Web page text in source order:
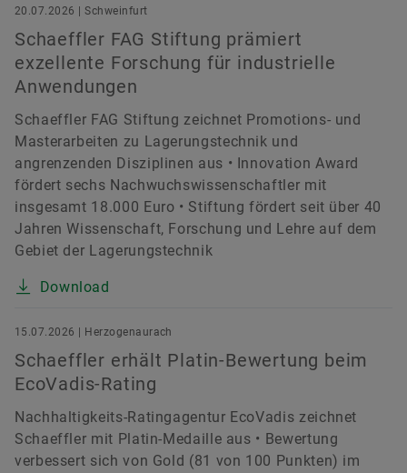
20.07.2026 | Schweinfurt
Schaeffler FAG Stiftung prämiert
exzellente Forschung für industrielle
Anwendungen
Schaeffler FAG Stiftung zeichnet Promotions- und
Masterarbeiten zu Lagerungstechnik und
angrenzenden Disziplinen aus • Innovation Award
fördert sechs Nachwuchswissenschaftler mit
insgesamt 18.000 Euro • Stiftung fördert seit über 40
Jahren Wissenschaft, Forschung und Lehre auf dem
Gebiet der Lagerungstechnik
Download
15.07.2026 | Herzogenaurach
Schaeffler erhält Platin-Bewertung beim
EcoVadis-Rating
Nachhaltigkeits-Ratingagentur EcoVadis zeichnet
Schaeffler mit Platin-Medaille aus • Bewertung
verbessert sich von Gold (81 von 100 Punkten) im